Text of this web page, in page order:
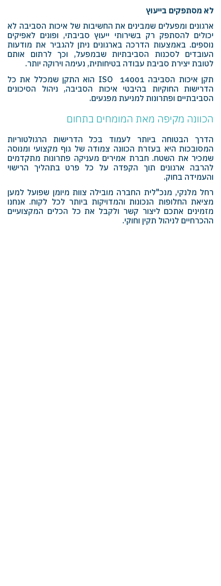
לא מסתפקים בייעוץ
ארגונים ומפעלים שמבינים את החשיבות של איכות הסביבה לא
יכולים להסתפק רק בשירותי ייעוץ סביבתי, ופונים לאפיקים
נוספים. באמצעות הדרכה בארגונים ניתן להגביר את מודעות
העובדים לסכנות הסביבתיות שבמפעל, וכך לרתום אותם
לטובת יצירת סביבת עבודה בטיחותית, נעימה וירוקה יותר.
תקן איכות הסביבה 14001
ISO הוא התקן שמכלל את כל
הדרישות החוקיות בהיבטי איכות הסביבה, ניהול הסיכונים
הסביבתיים ופתרונות למניעת מפגעים.
הכוונה מקיפה מאת המומחים בתחום
הדרך הבטוחה ביותר לעמוד בכל הדרישות הרגולטוריות
המסובכות היא בעזרת הכוונה צמודה של גוף מקצועי ומנוסה
שמכיר את השטח. חברת אמירים מעניקה פתרונות מתקדמים
להרבה ארגונים תוך הקפדה על כל פרט בתהליך הרישוי
והעמידה בחוק.
רחל מלנקי, מנכ"לית החברה מובילה צוות מיומן שפועל למען
מציאת החלופות הנכונות והמדויקות ביותר לכל לקוח. אנחנו
מזמינים אתכם ליצור קשר ולקבל את כל הכלים המקצועיים
ההכרחיים לניהול תקין וחוקי.